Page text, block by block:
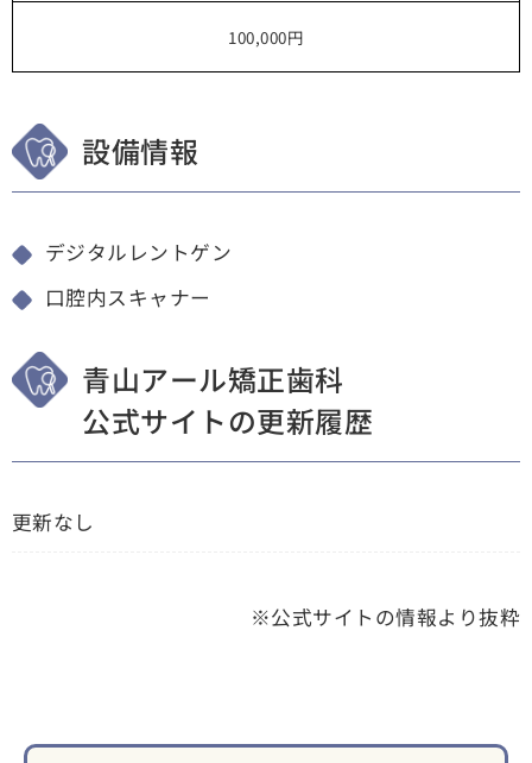
100,000円
設備情報
デジタルレントゲン
口腔内スキャナー
青山アール矯正歯科
公式サイトの更新履歴
更新なし
※公式サイトの情報より抜粋